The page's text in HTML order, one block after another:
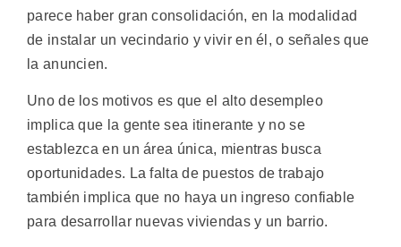
parece haber gran consolidación, en la modalidad
de instalar un vecindario y vivir en él, o señales que
la anuncien.
Uno de los motivos es que el alto desempleo
implica que la gente sea itinerante y no se
establezca en un área única, mientras busca
oportunidades. La falta de puestos de trabajo
también implica que no haya un ingreso confiable
para desarrollar nuevas viviendas y un barrio.